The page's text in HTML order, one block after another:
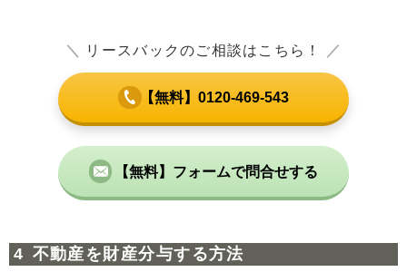
＼ リースバックのご相談はこちら！ ／
【無料】0120-469-543
【無料】フォームで問合せする
不動産を財産分与する方法